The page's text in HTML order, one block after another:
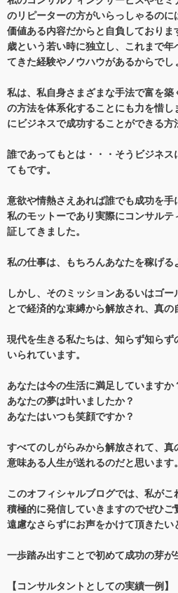
のリピーターの方がいらっしゃるの
価値ある内容だからと自負しており
歳という若い時に独立し、これまで
てきた経験やノウハウがあるからでし
私は、私自身さまざまな手法で富を
の方法を体系化することにも力を惜し
にビジネスで成功することができる方
誰であってもとは・・・そうビジネ
てもです。
意欲や情熱さえあれば誰でも成功を
私のモットーであり実際にコンサル
証してきました。
私の仕事は、もちろんあなたを稼げる
しかし、そのミッションあるいはゴ
とで経済的な束縛から解放され、真の
現代を生きる私たちは、知らず知ら
いられています。
あなたは今の生活に満足していますか
あなたの夢は叶いましたか？
あなたはいつも笑顔ですか？
すべてのしがらみから解放されて、
意味ある人生が送れるのだと思います。
このオフィシャルブログでは、私が
積極的に発信していきますのでぜひ
遠慮なさらずにお声をかけて頂きたい
一歩踏み出すことで初めて成功の芽が
【コンサルタントとしての実績一例】